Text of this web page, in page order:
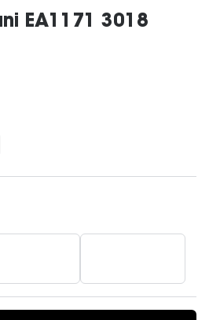
EA1171 3018